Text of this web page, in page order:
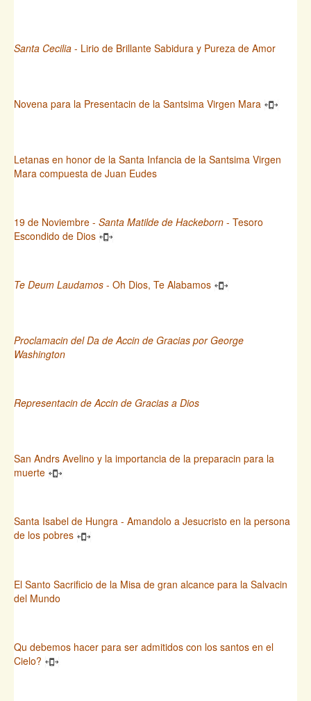
Santa Cecilia - Lirio de Brillante Sabidura y Pureza de Amor
Novena para la Presentacin de la Santsima Virgen Mara
Letanas en honor de la Santa Infancia de la Santsima Virgen
Mara compuesta de Juan Eudes
19 de Noviembre - Santa Matilde de Hackeborn - Tesoro
Escondido de Dios
Te Deum Laudamos - Oh Dios, Te Alabamos
Proclamacin del Da de Accin de Gracias por George
Washington
Representacin de Accin de Gracias a Dios
San Andrs Avelino y la importancia de la preparacin para la
muerte
Santa Isabel de Hungra - Amandolo a Jesucristo en la persona
de los pobres
El Santo Sacrificio de la Misa de gran alcance para la Salvacin
del Mundo
Qu debemos hacer para ser admitidos con los santos en el
Cielo?